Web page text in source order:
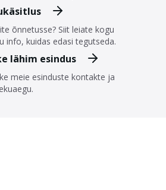
te õnnetusse? Siit leiate kogu
info, kuidas edasi tegutseda.
lähim esindus
meie esinduste kontakte ja
.